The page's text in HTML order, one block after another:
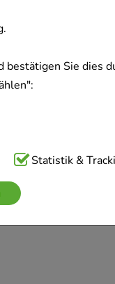
.
bestätigen Sie dies
unserer
auf diese nicht
Statistik &